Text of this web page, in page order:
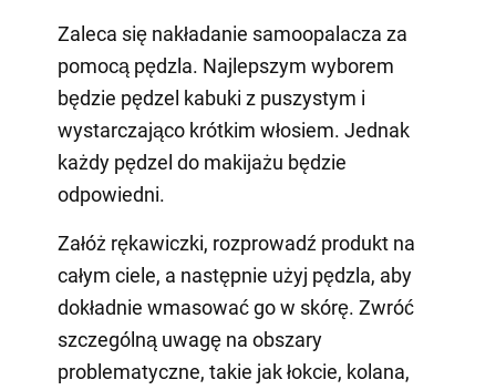
Zaleca się nakładanie samoopalacza za
pomocą pędzla. Najlepszym wyborem
będzie pędzel kabuki z puszystym i
wystarczająco krótkim włosiem. Jednak
każdy pędzel do makijażu będzie
odpowiedni.
Załóż rękawiczki, rozprowadź produkt na
całym ciele, a następnie użyj pędzla, aby
dokładnie wmasować go w skórę. Zwróć
szczególną uwagę na obszary
problematyczne, takie jak łokcie, kolana,